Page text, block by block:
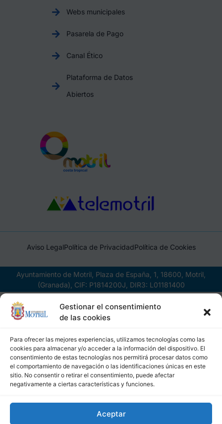
Gestionar el consentimiento
de las cookies
Para ofrecer las mejores experiencias, utilizamos tecnologías como las
cookies para almacenar y/o acceder a la información del dispositivo. El
consentimiento de estas tecnologías nos permitirá procesar datos como
el comportamiento de navegación o las identificaciones únicas en este
sitio. No consentir o retirar el consentimiento, puede afectar
negativamente a ciertas características y funciones.
Aceptar
Webs municipales
Pasarela de Pago
Canal Ético
Plataforma de Datos
Abiertos
Aviso LegalPolítica de PrivacidadPolítica de Cookies
Ayuntamiento de Motril, Plaza de España, 1, 18600, Motril,
(Granada), CIF: P1814200J, DIR3: L01181400